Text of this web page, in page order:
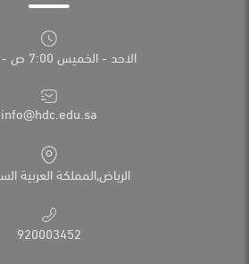
الاحد - الخميس 7:00 ص - 8:00 م
info@hdc.edu.sa
الرياض,المملكة العربية
920003452